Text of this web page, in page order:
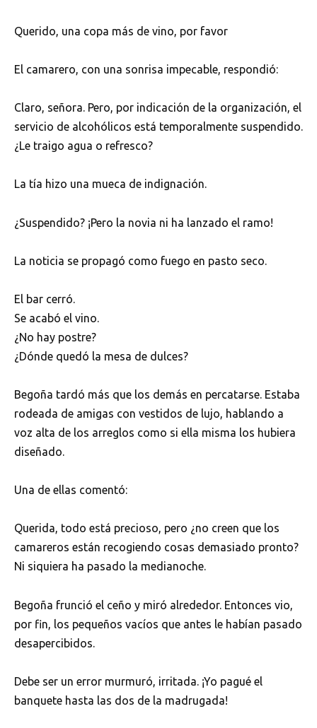
Querido, una copa más de vino, por favor
El camarero, con una sonrisa impecable, respondió:
Claro, señora. Pero, por indicación de la organización, el
servicio de alcohólicos está temporalmente suspendido.
¿Le traigo agua o refresco?
La tía hizo una mueca de indignación.
¿Suspendido? ¡Pero la novia ni ha lanzado el ramo!
La noticia se propagó como fuego en pasto seco.
El bar cerró.
Se acabó el vino.
¿No hay postre?
¿Dónde quedó la mesa de dulces?
Begoña tardó más que los demás en percatarse. Estaba
rodeada de amigas con vestidos de lujo, hablando a
voz alta de los arreglos como si ella misma los hubiera
diseñado.
Una de ellas comentó:
Querida, todo está precioso, pero ¿no creen que los
camareros están recogiendo cosas demasiado pronto?
Ni siquiera ha pasado la medianoche.
Begoña frunció el ceño y miró alrededor. Entonces vio,
por fin, los pequeños vacíos que antes le habían pasado
desapercibidos.
Debe ser un error murmuró, irritada. ¡Yo pagué el
banquete hasta las dos de la madrugada!